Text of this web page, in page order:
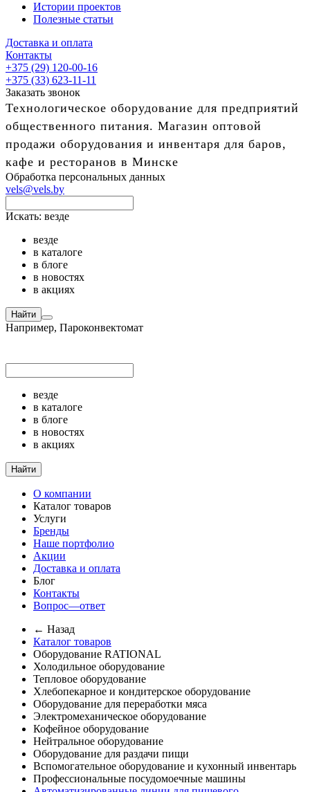
Истории проектов
Полезные статьи
Доставка и оплата
Контакты
+375 (29) 120-00-16
+375 (33) 623-11-11
Заказать звонок
Технологическое оборудование для предприятий
общественного питания. Магазин оптовой
продажи оборудования и инвентаря для баров,
кафе и ресторанов в Минске
Обработка персональных данных
vels@vels.by
Искать: везде
везде
в каталоге
в блоге
в новостях
в акциях
Найти
Например, Пароконвектомат
везде
в каталоге
в блоге
в новостях
в акциях
Найти
О компании
Каталог товаров
Услуги
Бренды
Наше портфолио
Акции
Доставка и оплата
Блог
Контакты
Вопрос—ответ
← Назад
Каталог товаров
Оборудование RATIONAL
Холодильное оборудование
Тепловое оборудование
Хлебопекарное и кондитерское оборудование
Оборудование для переработки мяса
Электромеханическое оборудование
Кофейное оборудование
Нейтральное оборудование
Оборудование для раздачи пищи
Вспомогательное оборудование и кухонный инвентарь
Профессиональные посудомоечные машины